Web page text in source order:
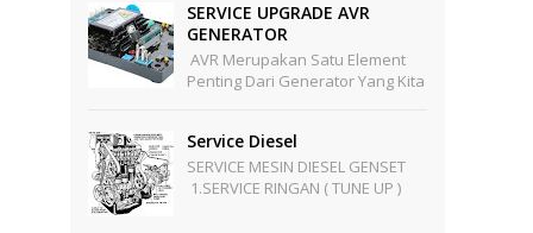
PLN Ke Sumber Te...
SERVICE UPGRADE AVR
GENERATOR
AVR Merupakan Satu Element
Penting Dari Generator Yang Kita
Mekanik Menjadi Energi Listr...
Service Diesel
SERVICE MESIN DIESEL GENSET
1.SERVICE RINGAN ( TUNE UP )